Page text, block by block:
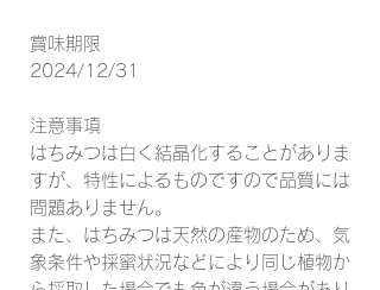
賞味期限
2024/12/31
注意事項
はちみつは白く結晶化することがありま
すが、特性によるものですので品質には
問題ありません。
また、はちみつは天然の産物のため、気
象条件や採蜜状況などにより同じ植物か